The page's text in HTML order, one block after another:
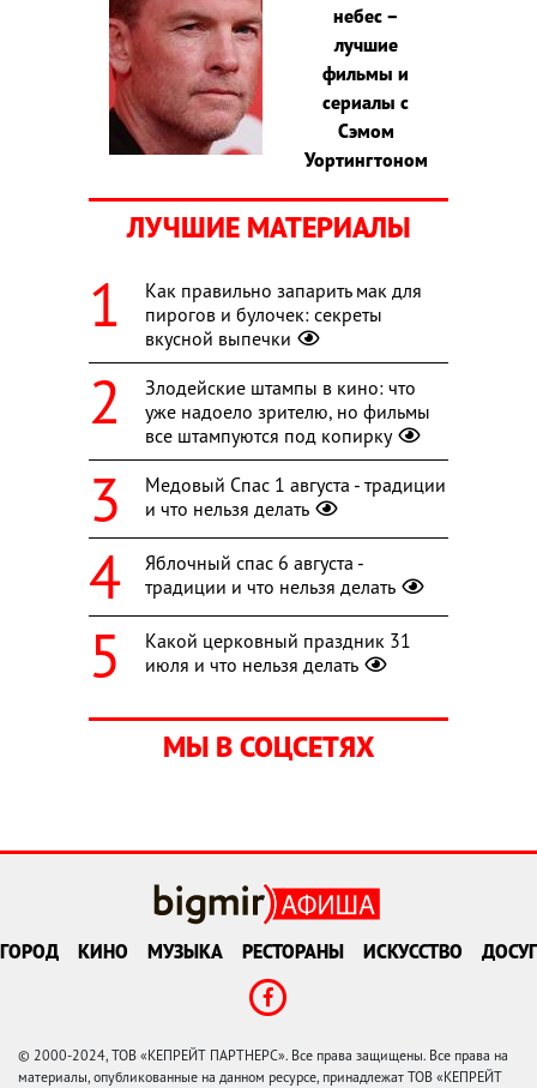
небес –
лучшие
фильмы и
сериалы с
Сэмом
Уортингтоном
ЛУЧШИЕ МАТЕРИАЛЫ
Как правильно запарить мак для
пирогов и булочек: секреты
вкусной выпечки
Злодейские штампы в кино: что
уже надоело зрителю, но фильмы
все штампуются под копирку
Медовый Спас 1 августа - традиции
и что нельзя делать
Яблочный спас 6 августа -
традиции и что нельзя делать
Какой церковный праздник 31
июля и что нельзя делать
МЫ В СОЦСЕТЯХ
ГОРОД КИНО МУЗЫКА РЕСТОРАНЫ ИСКУССТВО ДОСУГ
© 2000-2024, ТОВ «КЕПРЕЙТ ПАРТНЕРС». Все права защищены. Все права на
материалы, опубликованные на данном ресурсе, принадлежат ТОВ «КЕПРЕЙТ